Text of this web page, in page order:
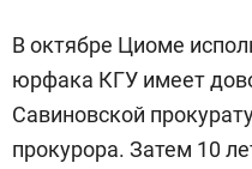
В октябре Циоме
юрфака КГУ имеет
Савиновской
прокурора. Затем 10